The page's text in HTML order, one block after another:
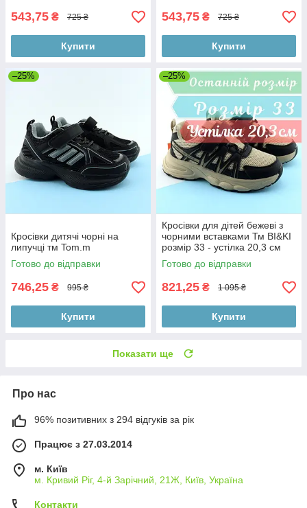
543,75 ₴ 725 ₴
Купити
543,75 ₴ 725 ₴
Купити
–25%
Кросівки дитячі чорні на
липучці тм Tom.m
Готово до відправки
746,25 ₴ 995 ₴
Купити
–25%
Кросівки для дітей бежеві з
чорними вставками Тм BI&KI
розмір 33 - устілка 20,3 см
Готово до відправки
821,25 ₴ 1 095 ₴
Купити
Показати ще
Про нас
96% позитивних з 294 відгуків за рік
Працює з 27.03.2014
м. Київ
м. Кривий Ріг, 4-й Зарічний, 21Ж, Київ, Україна
Контакти